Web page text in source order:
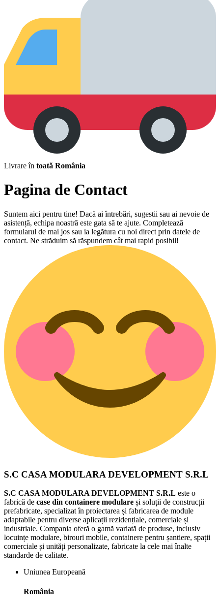
Livrare în toată România
Pagina de Contact
Suntem aici pentru tine! Dacă ai întrebări, sugestii sau ai nevoie de
asistență, echipa noastră este gata să te ajute. Completează
formularul de mai jos sau ia legătura cu noi direct prin datele de
contact. Ne străduim să răspundem cât mai rapid posibil!
S.C CASA MODULARA DEVELOPMENT S.R.L
S.C CASA MODULARA DEVELOPMENT S.R.L este o
fabrică de case din containere modulare și soluții de construcții
prefabricate, specializat în proiectarea și fabricarea de module
adaptabile pentru diverse aplicații rezidențiale, comerciale și
industriale. Compania oferă o gamă variată de produse, inclusiv
locuințe modulare, birouri mobile, containere pentru șantiere, spații
comerciale și unități personalizate, fabricate la cele mai înalte
standarde de calitate.
Uniunea Europeană
România